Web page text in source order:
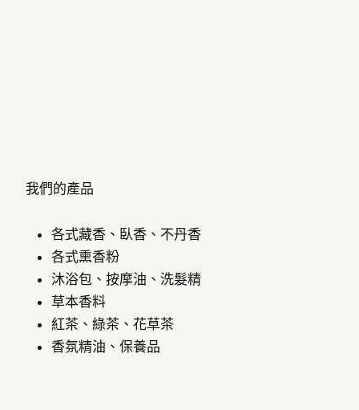
我們的產品
各式藏香、臥香、不丹香
各式熏香粉
沐浴包、按摩油、洗髮精
草本香料
紅茶、綠茶、花草茶
香氛精油、保養品